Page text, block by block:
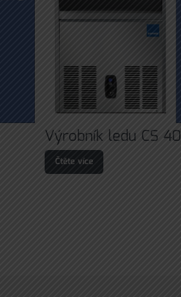
Výrobník ledu CS 40
Čtěte více